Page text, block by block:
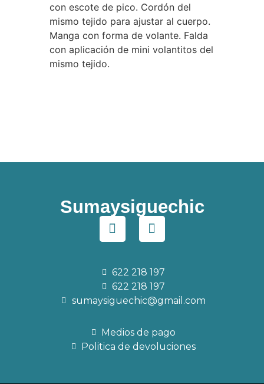
con escote de pico. Cordón del
mismo tejido para ajustar al cuerpo.
Manga con forma de volante. Falda
con aplicación de mini volantitos del
mismo tejido.
Sumaysiguechic
622 218 197
622 218 197
sumaysiguechic@gmail.com
Medios de pago
Politica de devoluciones